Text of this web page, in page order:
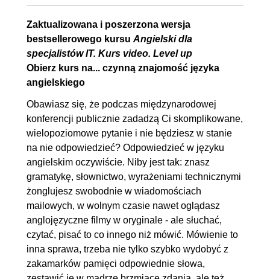
3.2. Testowanie
OGLĄDAJ »
3.3. Relacyjne bazy danych
00:04:13
3.4. Nierelacyjne bazy danych
3.5. Systemy rozproszone
00:08:32
3.6. Skalowanie
00:04:09
4. Be business savvy 00:41:02
4.1. Umiejętności miękkie
OGLĄDAJ »
00:07:05
4.2. Wycena usług
00:03:01
4.3. Chwalenie i krytyka
00:05:57
4.4. Negocjacje
00:16:25
4.5. Prezentacje
00:08:34
Zaktualizowana i poszerzona wersja
bestsellerowego kursu Angielski dla
specjalistów IT. Kurs video. Level up
Obierz kurs na... czynną znajomość języka
angielskiego
Obawiasz się, że podczas międzynarodowej
konferencji publicznie zadadzą Ci skomplikowane,
wielopoziomowe pytanie i nie będziesz w stanie
na nie odpowiedzieć? Odpowiedzieć w języku
angielskim oczywiście. Niby jest tak: znasz
gramatykę, słownictwo, wyrażeniami technicznymi
żonglujesz swobodnie w wiadomościach
mailowych, w wolnym czasie nawet oglądasz
anglojęzyczne filmy w oryginale - ale słuchać,
czytać, pisać to co innego niż mówić. Mówienie to
inna sprawa, trzeba nie tylko szybko wydobyć z
zakamarków pamięci odpowiednie słowa,